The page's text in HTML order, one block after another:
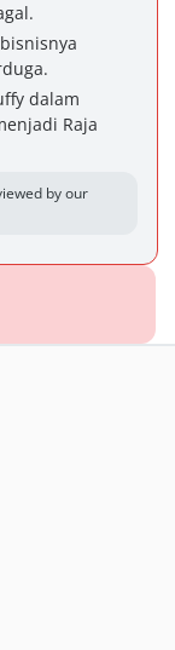
dalam
Raja
by our